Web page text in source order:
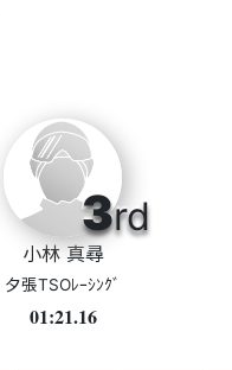
3rd
小林 真尋
夕張TSOﾚｰｼﾝｸﾞ
01:21.16